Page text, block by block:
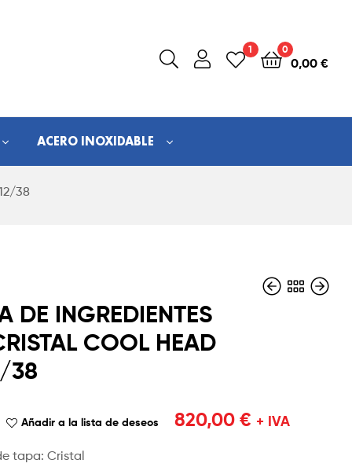
1 0
0,00 €
ACERO INOXIDABLE
38
DE INGREDIENTES
COOL HEAD
38
Añadir a la lista de deseos 820,00€ + IVA
tapa: Cristal